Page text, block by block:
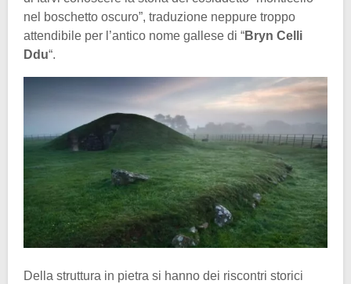
nel boschetto oscuro”, traduzione neppure troppo
attendibile per l’antico nome gallese di “Bryn Celli
Ddu“.
Della struttura in pietra si hanno dei riscontri storici